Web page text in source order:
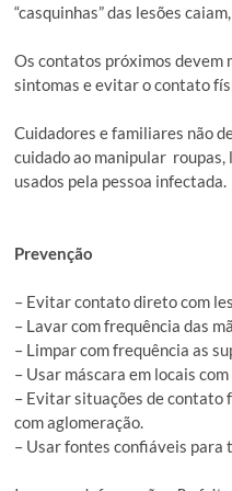
“casquinhas” das lesões
Os contatos próximos devem
sintomas e evitar o contato
Cuidadores e familiares não
cuidado ao manipular
usados pela pessoa infectada.
Prevenção
– Evitar contato direto com
– Lavar com frequência das
– Limpar com frequência as
– Usar máscara em locais
– Evitar situações de contato
com aglomeração.
– Usar fontes confiáveis para